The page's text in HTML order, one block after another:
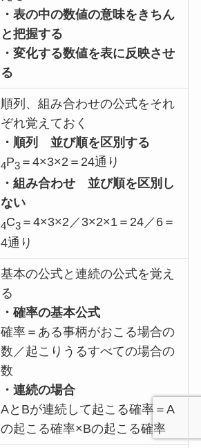
・表の中の数値の意味をきちん
と把握する
・変化する数値を表に反映させ
る
順列、組み合わせの公式をそれ
ぞれ覚えておく
・順列
並び順を区別する
4P3 ＝4×3×2＝24通り
・組み合わせ
並び順を区別し
ない
4C3 ＝4×3×2／3×2×1＝24／6＝
4通り
基本の公式と連続の公式を覚え
る
・確率の基本公式
確率＝ある事柄がおこる場合の
数／起こりうるすべての場合の
数
・連続の場合
AとBが連続して起こる確率＝A
の起こる確率×Bの起こる確率